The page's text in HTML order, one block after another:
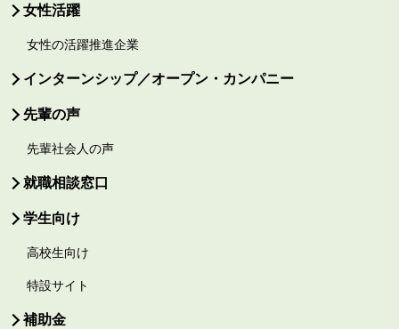
女性活躍
女性の活躍推進企業
インターンシップ／オープン・カンパニー
先輩の声
先輩社会人の声
就職相談窓口
学生向け
高校生向け
特設サイト
補助金